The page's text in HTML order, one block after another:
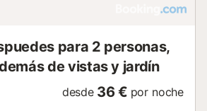
para 2 personas,
de vistas y jardín
desde 36 € por noche